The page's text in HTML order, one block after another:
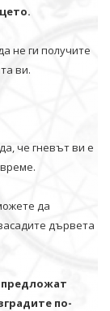
не ги получите
ви.
че гневът ви е
да
дървета
предложат
по-